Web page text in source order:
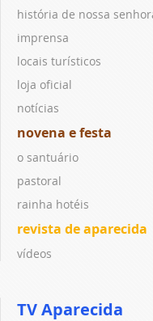
história de nossa
imprensa
locais turísticos
loja oficial
notícias
novena e festa
o santuário
pastoral
rainha hotéis
revista de aparecida
vídeos
TV Aparecida